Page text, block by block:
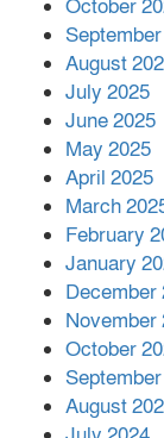
October
August
July 2025
June 2025
May 2025
April 2025
March
February
January
December
November
October
August